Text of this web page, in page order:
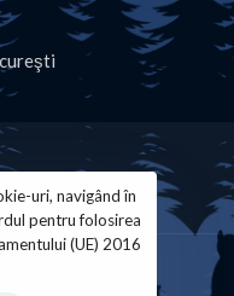
uri, navigând în
pentru folosirea
(UE) 2016